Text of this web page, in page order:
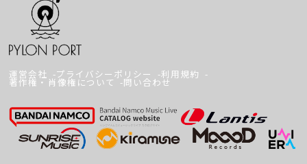
運営会社 プライバシーポリシー 利用規約
著作権・肖像権について 問い合わせ